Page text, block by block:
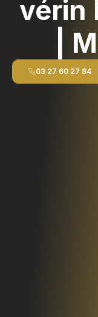
vérin
|
03 27 60 27 84